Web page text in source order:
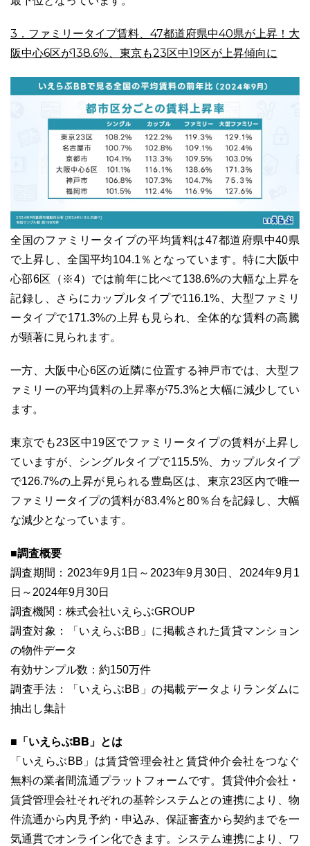
3．ファミリータイプ賃料、47都道府県中40県が上昇！大
阪中心6区が138.6%、東京も23区中19区が上昇傾向に
全国のファミリータイプの平均賃料は47都道府県中40県
で上昇し、全国平均104.1％となっています。特に大阪中
心部6区（※4）では前年に比べて138.6%の大幅な上昇を
記録し、さらにカップルタイプで116.1%、大型ファミリ
ータイプで171.3%の上昇も見られ、全体的な賃料の高騰
が顕著に見られます。
一方、大阪中心6区の近隣に位置する神戸市では、大型フ
ァミリーの平均賃料の上昇率が75.3%と大幅に減少してい
ます。
東京でも23区中19区でファミリータイプの賃料が上昇し
ていますが、シングルタイプで115.5%、カップルタイプ
で126.7%の上昇が見られる豊島区は、東京23区内で唯一
ファミリータイプの賃料が83.4%と80％台を記録し、大幅
な減少となっています。
■調査概要
調査期間：2023年9月1日～2023年9月30日、2024年9月1
日～2024年9月30日
調査機関：株式会社いえらぶGROUP
調査対象：「いえらぶBB」に掲載された賃貸マンション
の物件データ
有効サンプル数：約150万件
調査手法：「いえらぶBB」の掲載データよりランダムに
抽出し集計
■「いえらぶBB」とは
「いえらぶBB」は賃貸管理会社と賃貸仲介会社をつなぐ
無料の業者間流通プラットフォームです。賃貸仲介会社・
賃貸管理会社それぞれの基幹システムとの連携により、物
件流通から内見予約・申込み、保証審査から契約までを一
気通貫でオンライン化できます。システム連携により、ワ